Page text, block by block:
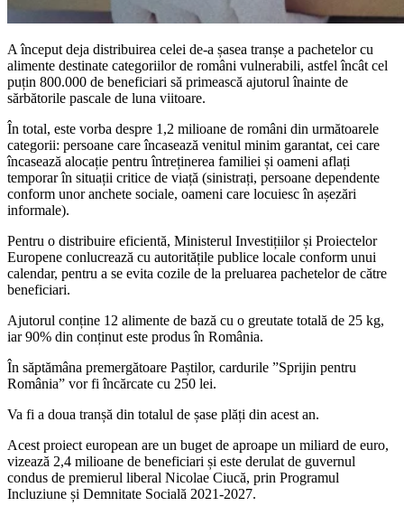
A început deja distribuirea celei de-a șasea tranșe a pachetelor cu
alimente destinate categoriilor de români vulnerabili, astfel încât cel
puțin 800.000 de beneficiari să primească ajutorul înainte de
sărbătorile pascale de luna viitoare.
În total, este vorba despre 1,2 milioane de români din următoarele
categorii: persoane care încasează venitul minim garantat, cei care
încasează alocație pentru întreținerea familiei și oameni aflați
temporar în situații critice de viață (sinistrați, persoane dependente
conform unor anchete sociale, oameni care locuiesc în așezări
informale).
Pentru o distribuire eficientă, Ministerul Investițiilor și Proiectelor
Europene conlucrează cu autoritățile publice locale conform unui
calendar, pentru a se evita cozile de la preluarea pachetelor de către
beneficiari.
Ajutorul conține 12 alimente de bază cu o greutate totală de 25 kg,
iar 90% din conținut este produs în România.
În săptămâna premergătoare Paștilor, cardurile ”Sprijin pentru
România” vor fi încărcate cu 250 lei.
Va fi a doua tranșă din totalul de șase plăți din acest an.
Acest proiect european are un buget de aproape un miliard de euro,
vizează 2,4 milioane de beneficiari și este derulat de guvernul
condus de premierul liberal Nicolae Ciucă, prin Programul
Incluziune și Demnitate Socială 2021-2027.